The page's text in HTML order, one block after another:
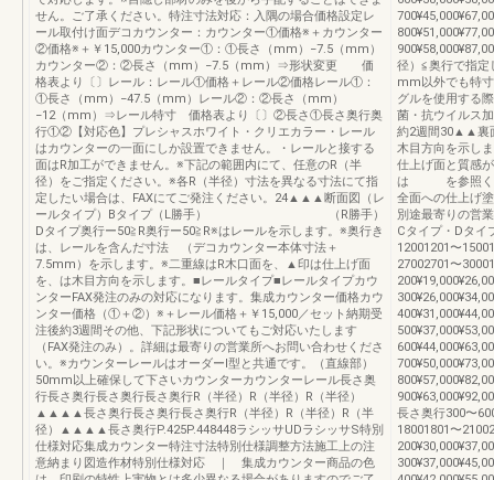
せん。ご了承ください。特注寸法対応：入隅の場合価格設定レ
ール取付け面デコカウンター：カウンター①価格※＋カウンター
②価格※＋￥15,000カウンター①：①長さ（mm）−7.5（mm）
カウンター②：②長さ（mm）−7.5（mm）⇒形状変更 価
格表より〔〕レール：レール①価格＋レール②価格レール①：
①長さ（mm）−47.5（mm）レール②：②長さ（mm）
−12（mm）⇒レール特寸 価格表より〔〕②長さ①長さ奥行奥
行①②【対応色】プレシャスホワイト・クリエカラー・レール
はカウンターの一面にしか設置できません。・レールと接する
面はR加工ができません。※下記の範囲内にて、任意のR（半
径）をご指定ください。※各R（半径）寸法を異なる寸法にて指
定したい場合は、FAXにてご発注ください。24▲▲▲断面図（レ
ールタイプ）Bタイプ（L勝手） （R勝手）
Dタイプ奥行ー50≧R奥行ー50≧R※はレールを示します。※奥行き
は、レールを含んだ寸法 （デコカウンター本体寸法＋
7.5mm）を示します。※二重線はR木口面を、▲印は仕上げ面
を、は木目方向を示します。■レールタイプ■レールタイプカウ
ンターFAX発注のみの対応になります。集成カウンター価格カウ
ンター価格（①＋②）※＋レール価格＋￥15,000／セット納期受
注後約3週間その他、下記形状についてもご対応いたします
（FAX発注のみ）。詳細は最寄りの営業所へお問い合わせくださ
い。※カウンターレールはオーダーⅠ型と共通です。（直線部）
50mm以上確保して下さいカウンターカウンターレール長さ奥
行長さ奥行長さ奥行長さ奥行R（半径）R（半径）R（半径）
▲▲▲▲長さ奥行長さ奥行長さ奥行R（半径）R（半径）R（半
径）▲▲▲▲長さ奥行P.425P.448448ラシッサUDラシッサS特別
仕様対応集成カウンター特注寸法特別仕様調整方法施工上の注
意納まり図造作材特別仕様対応 ｜ 集成カウンター商品の色
径）≦奥行で指定
mm以外でも特
グルを使用する
菌・抗ウイルス
約2週間30▲▲裏
木目方向を示し
仕上げ面と質感
は を参照くだ
全面への仕上げ
別途最寄りの営
Cタイプ・Dタイ
12001201〜
27002701〜
長さ奥行300〜
18001801〜